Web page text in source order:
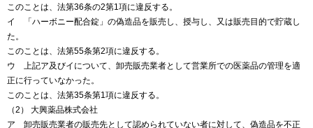
このことは、法第36条の2第1項に違反する。
イ 「ハーボニー配合錠」の偽造品を販売し、授与し、又は販売目的で貯蔵し
た。
このことは、法第55条第2項に違反する。
ウ 上記ア及びイについて、卸売販売業者として営業所での医薬品の管理を適
正に行っていなかった。
このことは、法第35条第1項に違反する。
（2） 大興薬品株式会社
ア 卸売販売業者の販売先として認められていない者に対して、偽造品を不正